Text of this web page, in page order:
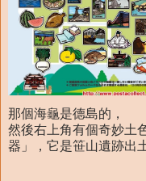
那個海龜是德島的，
然後右上角有個奇妙土
器」，它是笹山遺跡出